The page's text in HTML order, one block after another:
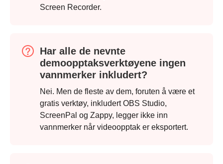
Screen Recorder.
Har alle de nevnte
demoopptaksverktøyene ingen
vannmerker inkludert?
Nei. Men de fleste av dem, foruten å være et
gratis verktøy, inkludert OBS Studio,
ScreenPal og Zappy, legger ikke inn
vannmerker når videoopptak er eksportert.